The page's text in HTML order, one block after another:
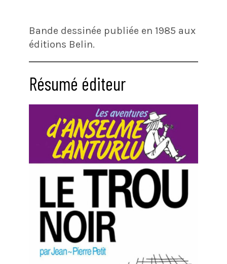
Bande dessinée publiée en 1985 aux
éditions Belin.
Résumé éditeur